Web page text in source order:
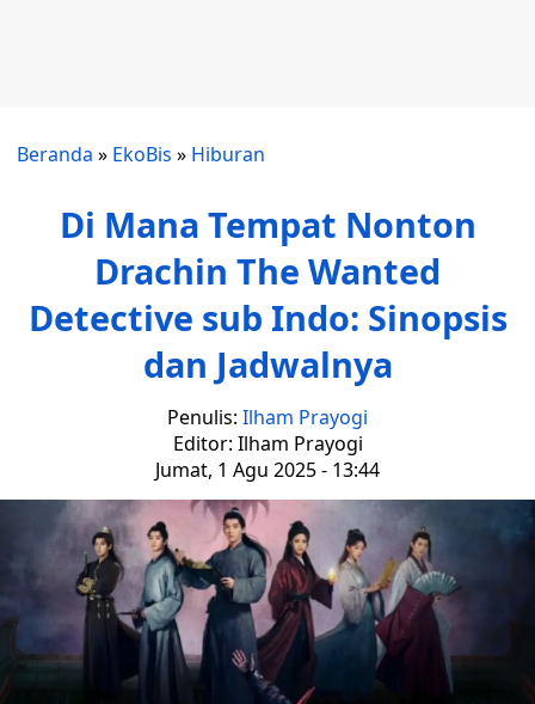
Beranda » EkoBis » Hiburan
Di Mana Tempat Nonton
Drachin The Wanted
Detective sub Indo: Sinopsis
dan Jadwalnya
Penulis: Ilham Prayogi
Editor: Ilham Prayogi
Jumat, 1 Agu 2025 - 13:44